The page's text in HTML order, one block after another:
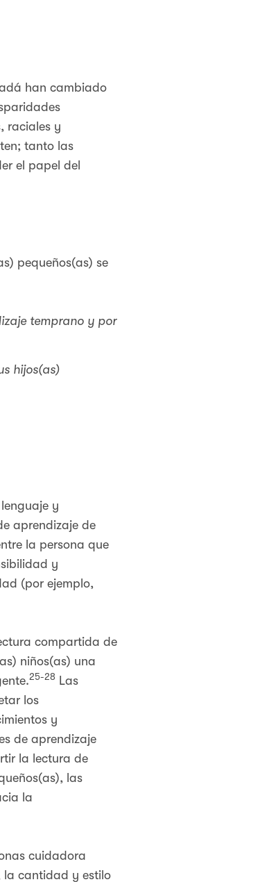
han cambiado
raciales y
tanto las
el papel del
pequeños(as) se
temprano y por
hijos(as)
y
aprendizaje de
la persona que
y
(por ejemplo,
compartida de
niños(as) una
25-28 Las
los
y
de aprendizaje
la lectura de
las
la
cuidadora
la cantidad y estilo